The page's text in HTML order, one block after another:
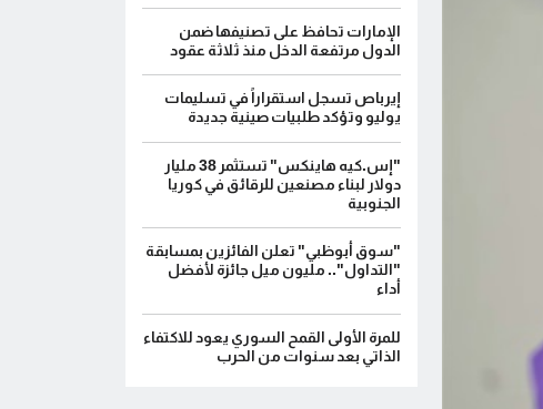
الإمارات تحافظ على تصنيفها ضمن
الدول مرتفعة الدخل منذ ثلاثة عقود
إيرباص تسجل استقراراً في تسليمات
يوليو وتؤكد طلبيات صينية جديدة
"إس.كيه هاينكس" تستثمر 38 مليار
دولار لبناء مصنعين للرقائق في كوريا
الجنوبية
"سوق أبوظبي" تعلن الفائزين بمسابقة
"التداول".. مليون ميل جائزة لأفضل
أداء
للمرة الأولى القمح السوري يعود للاكتفاء
الذاتي بعد سنوات من الحرب